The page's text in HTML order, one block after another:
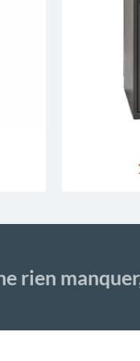
rien